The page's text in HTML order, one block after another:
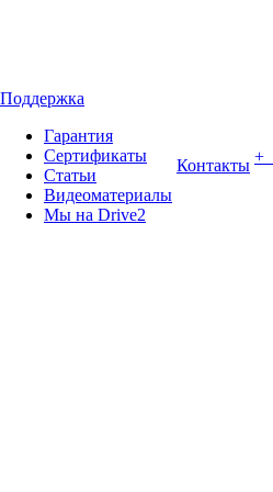
Поддержка
Гарантия
Сертификаты
Статьи
Видеоматериалы
Мы на Drive2
Контакты +